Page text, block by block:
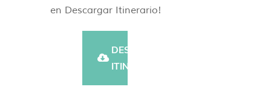
en Descargar Itinerario!
DESCARGAR
ITINERARIO